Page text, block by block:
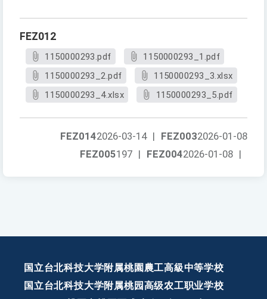
FEZ012
1150000293.pdf
1150000293_1.pdf
1150000293_2.pdf
1150000293_3.xlsx
1150000293_4.xlsx
1150000293_5.pdf
FEZ0032026-01-08
FEZ0142026-03-14 |
FEZ0042026-01-08 |
FEZ005197 |
国立台北科技大学附属桃園農工高級中等学校
国立台北科技大学附属桃园高级农工职业学校